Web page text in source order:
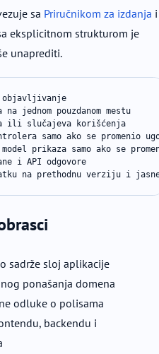
sa Priručnikom za izdanja i
eksplicitnom strukturom je
unaprediti.
objavljivanje
jednom pouzdanom mestu
ili slučajeva korišćenja
samo ako se promenio
prikaza samo ako se
i API odgovore
na prethodnu verziju i jasne
sadrže sloj aplikacije
ponašanja domena
odluke o polisama
backendu i